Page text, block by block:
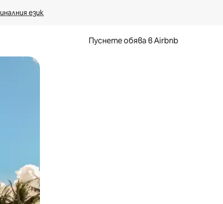
език
Пуснете обява в Airbnb